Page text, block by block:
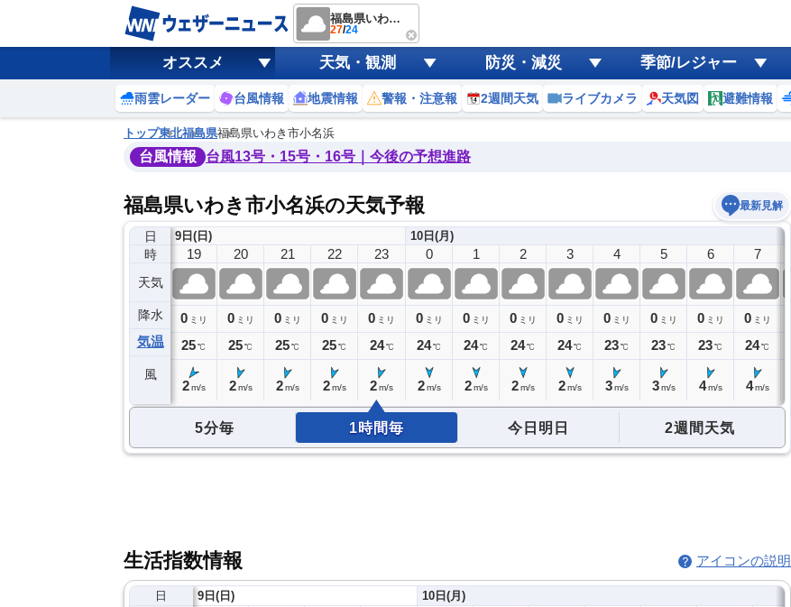
福島県いわき市小名浜
27/24
オススメ 天気・観測 防災・減災 季節/レジャー
雨雲レーダー 台風情報 地震情報 警報・注意報 2週間天気 ライブカメラ 天気図 避難情報
トップ東北福島県福島県いわき市小名浜
台風情報 台風13号・15号・16号｜今後の予想進路
福島県いわき市小名浜の天気予報 最新見解
日
時
天気
降水
気温
風
9日(日)
18
0ミリ
25℃
19
0 ミリ
25℃
2 m/s
20
0 ミリ
25℃
2 m/s
21
0 ミリ
25℃
2 m/s
22
0 ミリ
25℃
2 m/s
23
0 ミリ
24 ℃
2m/s
10日(月)
0
0 ミリ
24℃
2 m/s
1
0 ミリ
24℃
2 m/s
2
0 ミリ
24℃
2 m/s
3
0 ミリ
24℃
2 m/s
4
0 ミリ
23℃
3 m/s
5
0 ミリ
23℃
3 m/s
6
0 ミリ
23℃
4 m/s
7
0 ミリ
24℃
4 m/s
5分毎 1時間毎 今日明日 2週間天気
生活指数情報 アイコンの説明
日
9日(日) 10日(月)